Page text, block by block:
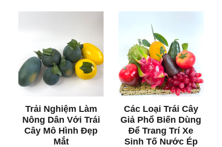
Trải Nghiệm Làm
Nông Dân Với Trái
Cây Mô Hình Đẹp
Mắt
Các Loại Trái Cây
Giả Phổ Biến Dùng
Để Trang Trí Xe
Sinh Tố Nước Ép